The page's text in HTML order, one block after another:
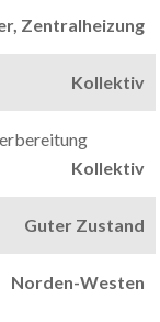
Zentralheizung
Kollektiv
Kollektiv
Guter Zustand
Norden-Westen